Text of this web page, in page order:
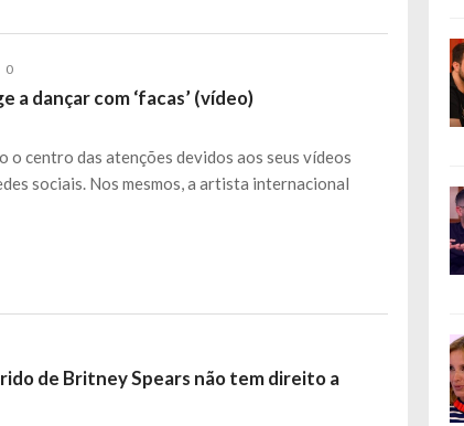
0
a dançar com ‘facas’ (vídeo)
o centro das atenções devidos aos seus vídeos
sociais. Nos mesmos, a artista internacional
de Britney Spears não tem direito a